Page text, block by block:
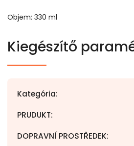
Objem: 330 ml
Kiegészítő
Kategória:
PRUDUKT:
DOPRAVNÍ PROSTŘEDEK: